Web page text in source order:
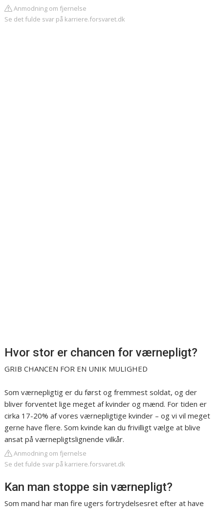
Anmodning om fjernelse
Se det fulde svar på karriere.forsvaret.dk
Hvor stor er chancen for værnepligt?
GRIB CHANCEN FOR EN UNIK MULIGHED
Som værnepligtig er du først og fremmest soldat, og der
bliver forventet lige meget af kvinder og mænd. For tiden er
cirka 17-20% af vores værnepligtige kvinder – og vi vil meget
gerne have flere. Som kvinde kan du frivilligt vælge at blive
ansat på værnepligtslignende vilkår.
Anmodning om fjernelse
Se det fulde svar på karriere.forsvaret.dk
Kan man stoppe sin værnepligt?
Som mand har man fire ugers fortrydelsesret efter at have